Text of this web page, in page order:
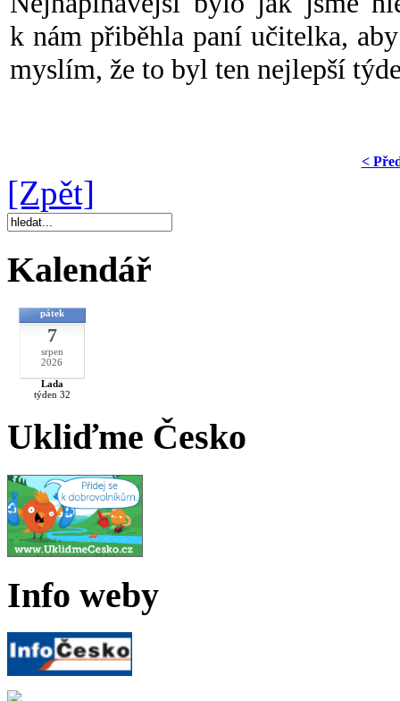
k nám přiběhla paní učitelka,
myslím, že to byl ten nejlepší
<
[Zpět]
Kalendář
pátek
7
srpen
2026
Lada
týden 32
Ukliďme Česko
Info weby